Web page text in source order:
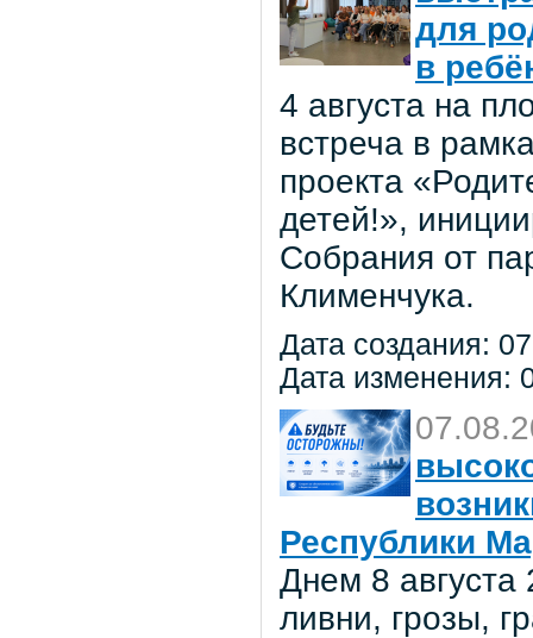
для
в
4 августа на
встреча в
проекта
детей!»,
Собрания от
Клименчука.
Дата создания:
Дата изменения:
Республики
Днем 8
ливни, грозы,